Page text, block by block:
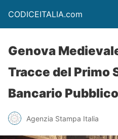
CODICEITALIA.com
Genova
Tracce del Primo
Bancario Pubblico
Agenzia Stampa Italia